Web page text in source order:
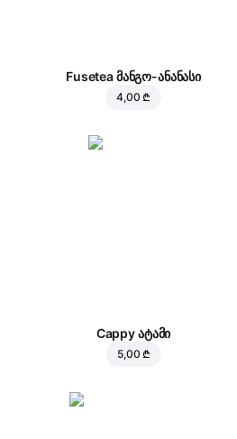
Fusetea მანგო-ანანასი
4,00 ₾
Cappy ატამი
5,00 ₾